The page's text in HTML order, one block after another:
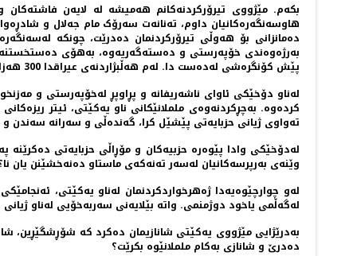
بکەم. مێژووی تیرۆرکردنەکانم هەمیشە لە لایەن
هاوسەنگەرەکانیان داوم، تەنانەت سەرۆک مام جەلال و
دەمانزانی بۆ هەوڵی تیرۆرکردنمان دەدرێت، چونکە
بەرژەوەندی خۆپەرستی و دەستەگەریەوە، بەهۆی دەستخستنە
پێش کۆنگرەشی لەدەست دا. لەم هەڵبژاردنەی عیراقدا 300 هەزار دەنگدەر، متمانیان لە یەکێتی سەندەوە.
لەناو دۆخێکی ئاوای ناشەریفانە و پڕاوپڕ لەخۆپەرستی و
کردەوە. بەچڕکردنەوەی ململانێکانی ناو یەکێتی، ئیتر
تەواوی ژیانی حزبایەتی پێشێل کرا، گەندەڵی و سەرانە
لەدۆخێکی وادا پێوەرە حزبیەکان و مۆڕاڵی حزبایەتی
وێنەی بەرپرسەکانیان لەسەر تەنەکەی ماستاو دەنەخشێنن یان
لەو چوارچێوەیەدا ژەهرخواردکردنمان لەناو یەکێتی،
لەگەڵمی یاخود دوژمنمی. واتە بێلایەنی سەربەخۆیی لەناو
بەدرێژایی مێژووی یەکێتی شانازیمان دەکرد کە شۆڕشگێڕین،
دەدرێ و شانازی بەکام ململانێوە بکرێت؟